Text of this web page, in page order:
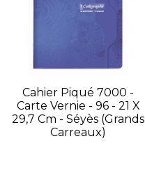
Cahier Piqué 7000 -
Carte Vernie - 96 - 21 X
29,7 Cm - Séyès (grands
Carreaux)